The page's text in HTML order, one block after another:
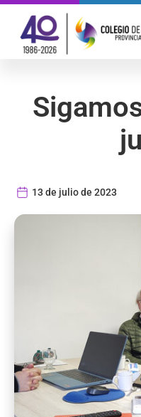
13 de julio de 2023